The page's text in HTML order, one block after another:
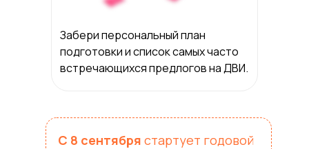
Забери персональный план
подготовки и список самых часто
встречающихся предлогов на ДВИ.
С 8 сентября стартует годовой